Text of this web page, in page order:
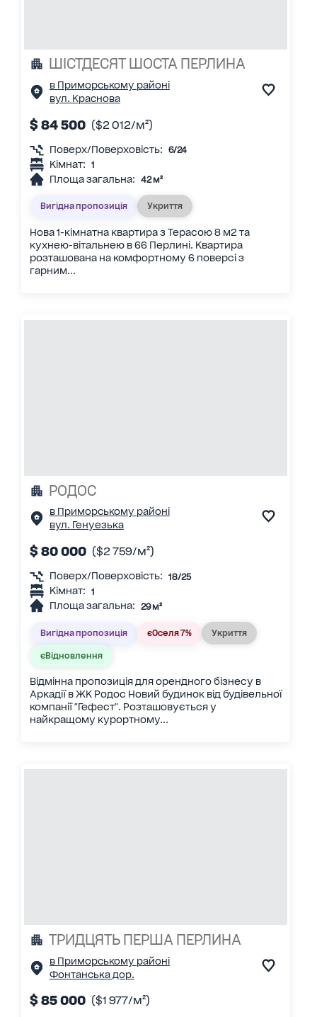
ШІСТДЕСЯТ ШОСТА ПЕРЛИНА
в Приморському районі
вул. Краснова
$ 84 500 ($2 012/м²)
Поверх/Поверховість: 6/24
Кімнат: 1
Площа загальна: 42 м²
Вигідна пропозиція Укриття
Нова 1-кімнатна квартира з Терасою 8 м2 та
кухнею-вітальнею в 66 Перлині. Квартира
розташована на комфортному 6 поверсі з
гарним...
РОДОС
в Приморському районі
вул. Генуезька
$ 80 000 ($2 759/м²)
Поверх/Поверховість: 18/25
Кімнат: 1
Площа загальна: 29 м²
Вигідна пропозиція єОселя 7% Укриття
єВідновлення
Відмінна пропозиція для орендного бізнесу в
Аркадії в ЖК Родос Новий будинок від будівельної
компанії "Гефест". Розташовується у
найкращому курортному...
ТРИДЦЯТЬ ПЕРША ПЕРЛИНА
в Приморському районі
Фонтанська дор.
$ 85 000 ($1 977/м²)